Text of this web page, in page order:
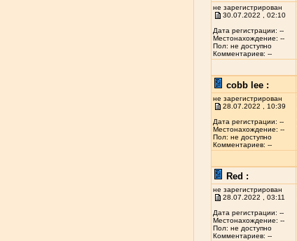
не зарегистрирован
30.07.2022 , 02:10
Дата регистрации: --
Местонахождение: --
Пол: не доступно
Комментариев: --
cobb lee :
не зарегистрирован
28.07.2022 , 10:39
Дата регистрации: --
Местонахождение: --
Пол: не доступно
Комментариев: --
Red :
не зарегистрирован
28.07.2022 , 03:11
Дата регистрации: --
Местонахождение: --
Пол: не доступно
Комментариев: --